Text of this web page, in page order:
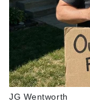
Phòng mạch online
Ăn sạch sống khỏe